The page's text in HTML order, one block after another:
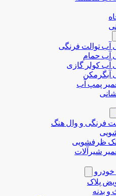
آب توالت فرنگی
آب حمام
آب کولر گازی
آبگرمکن
پمپ آب
فرنگی و وال هنگ
ظرفشویی
شیرآلات
پلاک
بدنه